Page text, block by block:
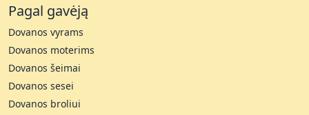
Pagal gavėją
Dovanos vyrams
Dovanos moterims
Dovanos šeimai
Dovanos sesei
Dovanos broliui